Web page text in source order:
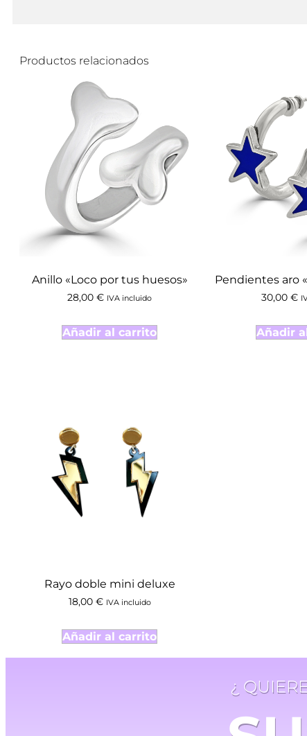
Productos relacionados
Anillo «Loco por tus huesos»
28,00 € IVA incluido
Añadir al carrito
Pendientes aro
30,00 €
Añadir
Rayo doble mini deluxe
18,00 € IVA incluido
Añadir al carrito
¿